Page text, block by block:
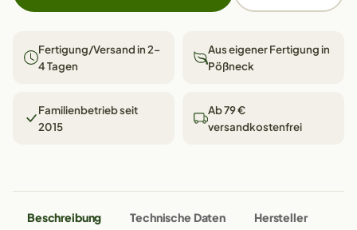
Fertigung/Versand in 2–
4 Tagen
Aus eigener Fertigung in
Pößneck
Familienbetrieb seit
2015
Ab 79 €
versandkostenfrei
Beschreibung Technische Daten Hersteller